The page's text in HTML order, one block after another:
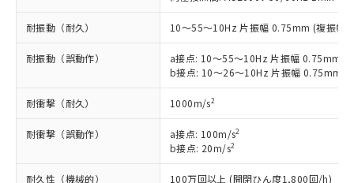
耐振動（耐久） 10～55～10Hz 片振幅 0.75mm (複振幅
耐振動（誤動作）
a接点: 10～55～10Hz 片振幅 0.75mm (
b接点: 10～26～10Hz 片振幅 0.75mm (
耐衝撃（耐久） 1000m/s2
耐衝撃（誤動作） a接点: 100m/s2
b接点: 20m/s2
耐久性（機械的） 100万回以上 (開閉ひん度1,800回/h)
了承ください。
正式な納期状況および標準価格はお客
様のお取引先、またはお客様担当のオ
ムロン制御機器販売店・当社販売員に
ご相談ください。
オムロン制御機器販売店や当社販売拠
販売ネットワーク
在庫状況および標準価格結果を当社の
事前の承諾なく第三者に漏洩または開
(PBDE) 1000ppm以下、フタル酸ビス(2-エチルヘキシ
ルベンジル（BBP） 1000ppm以下、フタル酸ジブチル
（DBP） 1000ppm以下、フタル酸ジイソブチル
(DIBP) 1000ppm以下
但し、RoHS指令で産業用監視および制御機器に対する
フタル酸エステル類の４物質については閾値を超える意
図的な使用がないことを確認しています。
部品在庫の切り替え状況などにより、予定
DBP(フタル酸ジブチル) : 1000ppm、 DIBP(フタル酸ジ
イソブチル) : 1000ppm、 BBP(フタル酸ブチルベンジ
ル) : 1000ppm、
DEHP(フタル酸ビス(2-エチルヘキシル)) : 1000ppm
※2 環境保護使用期限
「ｅ」：有害物質（10物質）のすべてが基
準値以下であることを示します。
「10」：通常の使用状況下において有害物
当社は規制貨物を破棄する場合は、完
全に破砕するなど、違法に輸出されな
当社は貴社製品を、核兵器、ミサイ
ル、化学兵器、生物兵器またはその他
武器並びにこれらの製造装置等に一切
使用いたしません。
当社は、貴社製品を第三者に販売する
場合は、上記1、2および3の内容を当
該第三者に通知します。また当社は、
一定数以上の在庫あり
一定数には満たないが在庫あり
在庫なし(最新の在庫状況につ
いては、お客様のお取引先、ま
たはお客様担当のオムロン制御
機器販売店・当社販売員にご確
認ください)